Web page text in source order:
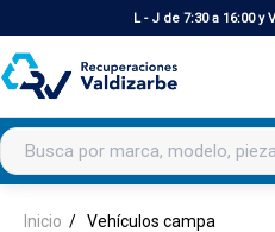
L - J de 7:30 a 16:00 y
Buscar productos
Inicio Vehículos campa